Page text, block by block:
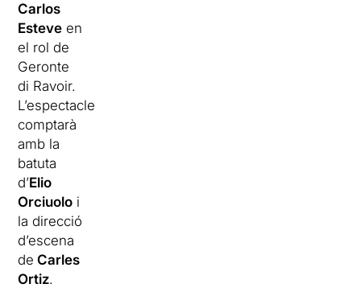
Carlos
Esteve en
el rol de
Geronte
di Ravoir.
L’espectacle
comptarà
amb la
batuta
d’Elio
Orciuolo i
la direcció
d’escena
de Carles
Ortiz.